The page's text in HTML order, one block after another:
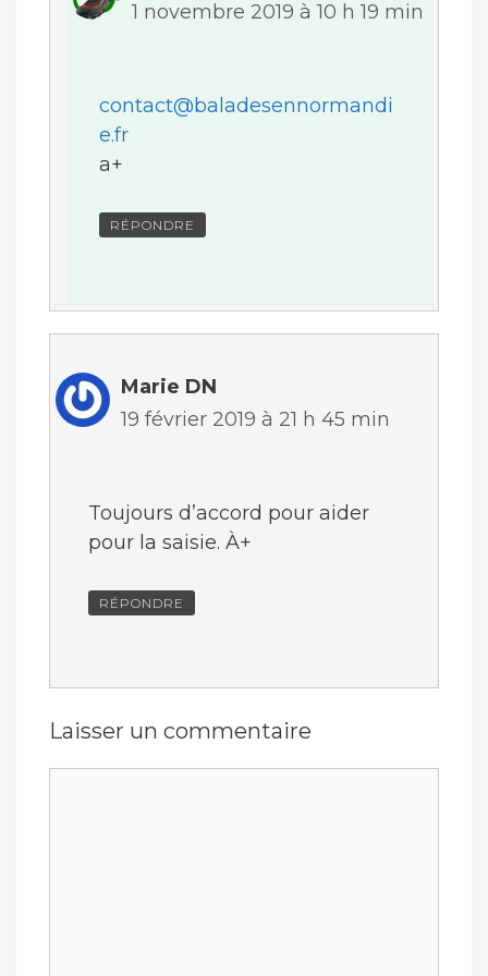
1 novembre 2019 à 10 h 19 min
contact@baladesennormandi
e.fr
a+
RÉPONDRE
Marie DN
19 février 2019 à 21 h 45 min
Toujours d’accord pour aider
pour la saisie. À+
RÉPONDRE
Laisser un commentaire